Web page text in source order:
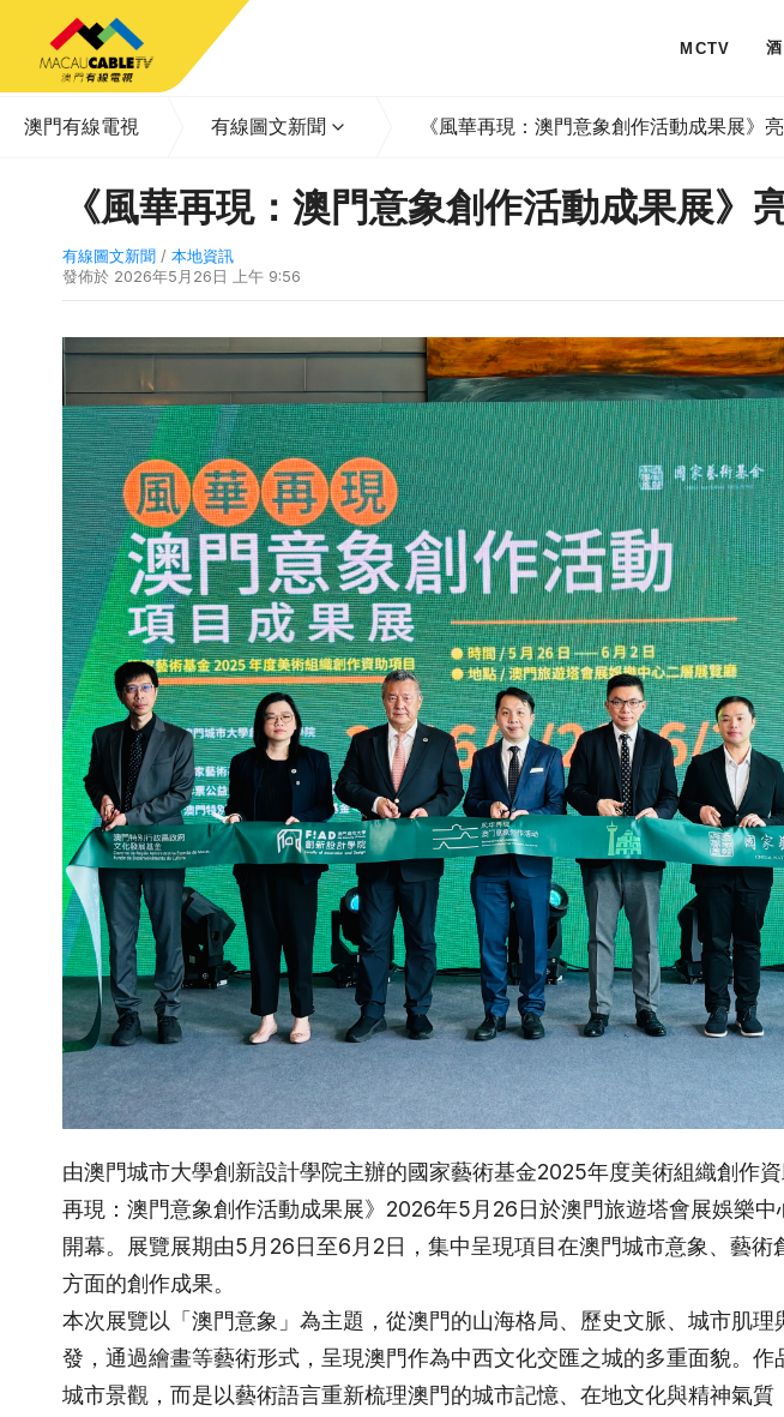
MCTV
澳門有線電視 有線圖文新聞 《風華再現：澳門意象創作活動成果展》
《風華再現：澳門意象創作活動成果展》
有線圖文新聞 / 本地資訊
發佈於 2026年5月26日 上午 9:56
由澳門城市大學創新設計學院主辦的國家藝術基金2025年度美術組織創作
再現：澳門意象創作活動成果展》2026年5月26日於澳門旅遊塔會展娛樂中
開幕。展覽展期由5月26日至6月2日，集中呈現項目在澳門城市意象、藝術
方面的創作成果。
本次展覽以「澳門意象」為主題，從澳門的山海格局、歷史文脈、城市肌理
發，通過繪畫等藝術形式，呈現澳門作為中西文化交匯之城的多重面貌。作
城市景觀，而是以藝術語言重新梳理澳門的城市記憶、在地文化與精神氣質